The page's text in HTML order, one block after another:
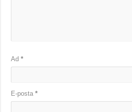
Ad*
E-posta*